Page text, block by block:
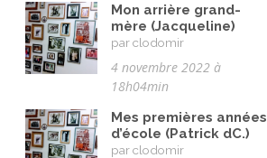
Loisirs, jeux (34)
Mai 68 (8)
Maladie, handicap (23)
Musulman.e (être) (7)
Nature, animaux (23)
Mon arrière grand-
mère (Jacqueline)
par clodomir
4 novembre 2022 à
18h04min
Mes premières années
d’école (Patrick dC.)
par clodomir